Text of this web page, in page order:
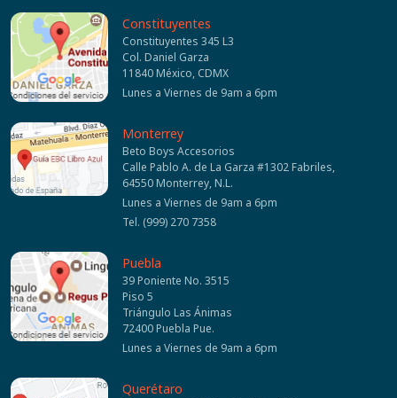
Constituyentes
Constituyentes 345 L3
Col. Daniel Garza
11840 México, CDMX
Lunes a Viernes de 9am a 6pm
Monterrey
Beto Boys Accesorios
Calle Pablo A. de La Garza #1302 Fabriles,
64550 Monterrey, N.L.
Lunes a Viernes de 9am a 6pm
Tel. (999) 270 7358
Puebla
39 Poniente No. 3515
Piso 5
Triángulo Las Ánimas
72400 Puebla Pue.
Lunes a Viernes de 9am a 6pm
Querétaro